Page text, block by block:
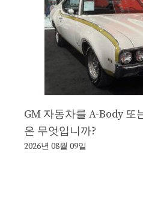
GM 자동차를 A-Body 또
은 무엇입니까?
2026년 08월 09일